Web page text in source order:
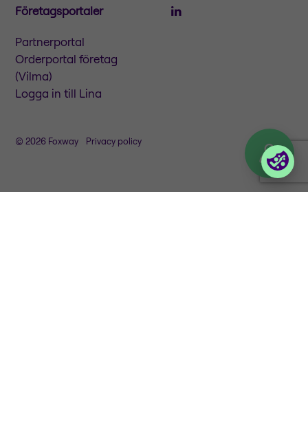
Företagsportaler
Partnerportal
Orderportal företag
(Vilma)
Logga in till Lina
© 2026 Foxway Privacy policy